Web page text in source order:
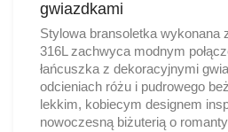
gwiazdkami
Stylowa bransoletka wykonana
316L zachwyca modnym
łańcuszka z dekoracyjnymi
odcieniach różu i pudrowego
lekkim, kobiecym designem
nowoczesną biżuterią o